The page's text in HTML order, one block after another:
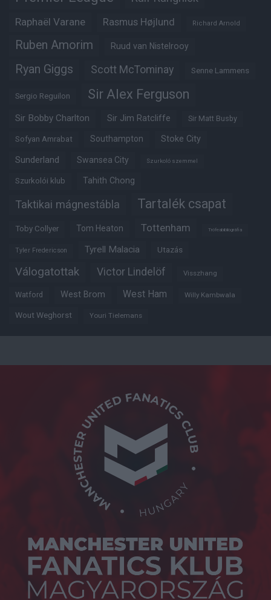
Raphaël Varane Rasmus Højlund Richard Arnold
Ruben Amorim Ruud van Nistelrooy
Ryan Giggs Scott McTominay Senne Lammens
Sergio Reguilon Sir Alex Ferguson
Sir Bobby Charlton Sir Jim Ratcliffe Sir Matt Busby
Sofyan Amrabat Southampton Stoke City
Sunderland Swansea City Szurkoló szemmel
Szurkolói klub Tahith Chong
Taktikai mágnestábla Tartalék csapat
Toby Collyer Tom Heaton Tottenham Trófeabibliográfia
Tyler Fredericson Tyrell Malacia Utazás
Válogatottak Victor Lindelöf Visszhang
Watford West Brom West Ham Willy Kambwala
Wout Weghorst Youri Tielemans